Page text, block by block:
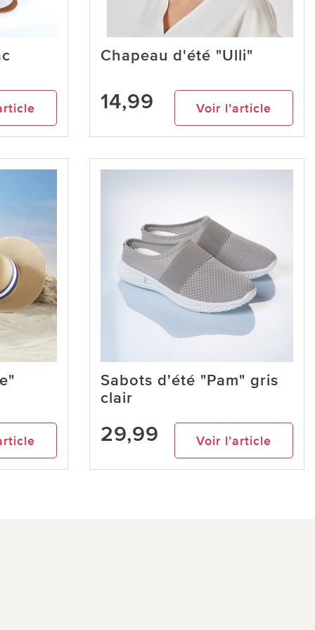
Chapeau d'été "Ulli"
14,99 Voir l’article
Sabots d'été "Pam" gris
clair
29,99 Voir l’article